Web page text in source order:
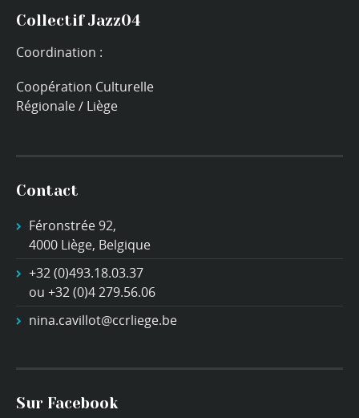
Collectif Jazz04
Coordination :
Coopération Culturelle
Régionale / Liège
Contact
Féronstrée 92,
4000 Liège, Belgique
+32 (0)493.18.03.37
ou +32 (0)4 279.56.06
nina.cavillot@ccrliege.be
Sur Facebook